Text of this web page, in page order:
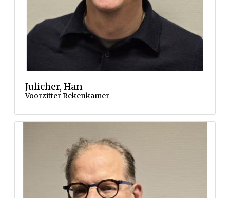
Julicher, Han
Voorzitter Rekenkamer